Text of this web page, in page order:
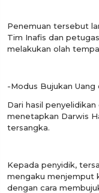
Penemuan tersebut
Tim Inafis dan
melakukan olah
-Modus Bujukan
Dari hasil
menetapkan Darwis
tersangka.
Kepada penyidik,
mengaku menjemput
dengan cara